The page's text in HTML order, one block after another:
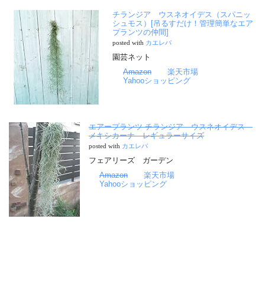
チランジア ウスネオイデス（スパニッ
シュモス）[吊るすだけ！管理簡単なエア
プランツの仲間]
posted with カエレバ
園芸ネット
Amazon
楽天市場
Yahooショッピング
エアープランツ チランジア ウスネオイデス
メキシカーナ レギュラーサイズ
posted with カエレバ
フェアリーズ ガーデン
Amazon
楽天市場
Yahooショッピング